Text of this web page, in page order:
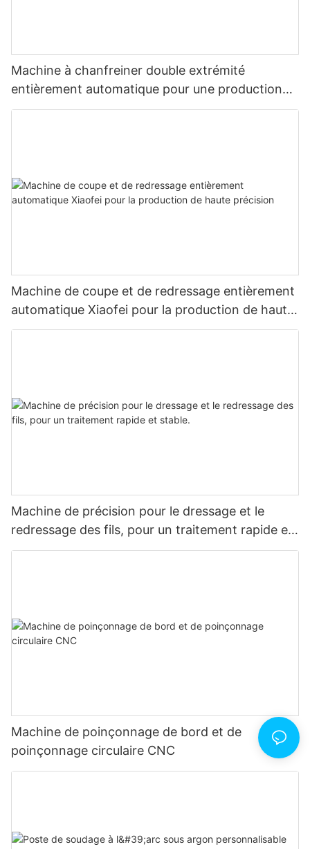
Machine à chanfreiner double extrémité
entièrement automatique pour une production
de tubes haute efficacité et de précision
Machine de coupe et de redressage entièrement
automatique Xiaofei pour la production de haute
précision
Machine de précision pour le dressage et le
redressage des fils, pour un traitement rapide et
stable.
Machine de poinçonnage de bord et de
poinçonnage circulaire CNC